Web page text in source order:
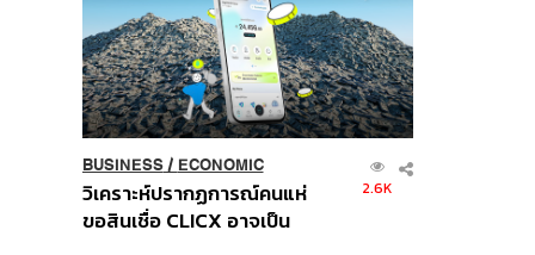
BUSINESS/ ECONOMIC
วิเคราะห์ปรากฏการณ์คนแห่
ขอสินเชื่อ CLICX อาจเป็น
2.6K